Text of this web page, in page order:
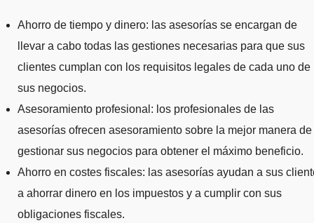
Ahorro de tiempo y dinero: las asesorías se encargan de
llevar a cabo todas las gestiones necesarias para que sus
clientes cumplan con los requisitos legales de cada uno de
sus negocios.
Asesoramiento profesional: los profesionales de las
asesorías ofrecen asesoramiento sobre la mejor manera de
gestionar sus negocios para obtener el máximo beneficio.
Ahorro en costes fiscales: las asesorías ayudan a sus
a ahorrar dinero en los impuestos y a cumplir con sus
obligaciones fiscales.